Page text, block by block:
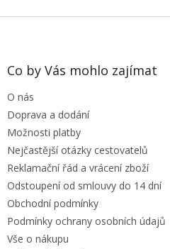
Z
Co by Vás mohlo zajímat
O nás
Doprava a dodání
Možnosti platby
Nejčastější otázky cestovatelů
Reklamační řád a vrácení zboží
Odstoupení od smlouvy do 14 dní
Obchodní podmínky
Podmínky ochrany osobních údajů
Vše o nákupu